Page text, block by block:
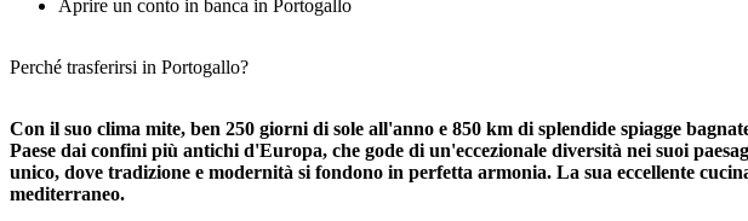
Aprire un conto in banca in Portogallo
Perché trasferirsi in Portogallo?
Con il suo clima mite, ben 250 giorni di sole all'anno e 850 km di splendide spiagge
Paese dai confini più antichi d'Europa, che gode di un'eccezionale diversità nei suoi
unico, dove tradizione e modernità si fondono in perfetta armonia. La sua eccellente
mediterraneo.